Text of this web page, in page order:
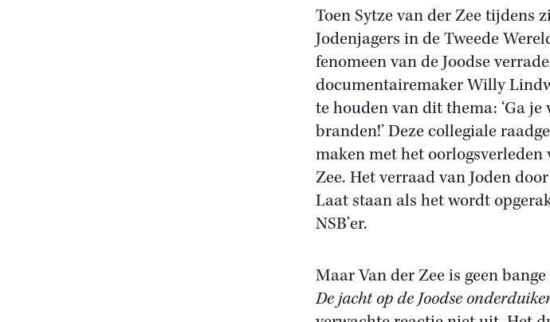
Toen Sytze van der Zee tijdens
Jodenjagers in de Tweede
fenomeen van de Joodse
documentairemaker Willy
te houden van dit thema: ‘Ga
branden!’ Deze collegiale
maken met het oorlogsverleden
Zee. Het verraad van Joden
Laat staan als het wordt
NSB’er.
Maar Van der Zee is geen
De jacht op de Joodse